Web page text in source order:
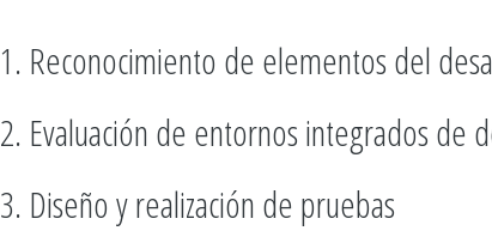
1. Reconocimiento de elementos del
2. Evaluación de entornos integrados de
3. Diseño y realización de pruebas